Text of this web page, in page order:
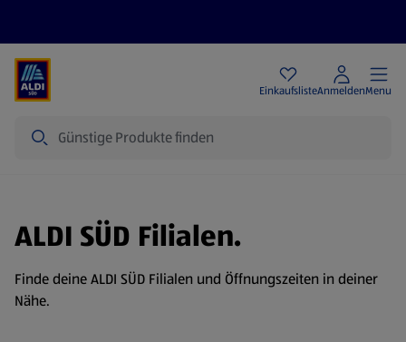
EinkaufslisteAnmeldenMenu
ALDI SÜD Filialen.
Finde deine ALDI SÜD Filialen und Öffnungszeiten in deiner
Nähe.